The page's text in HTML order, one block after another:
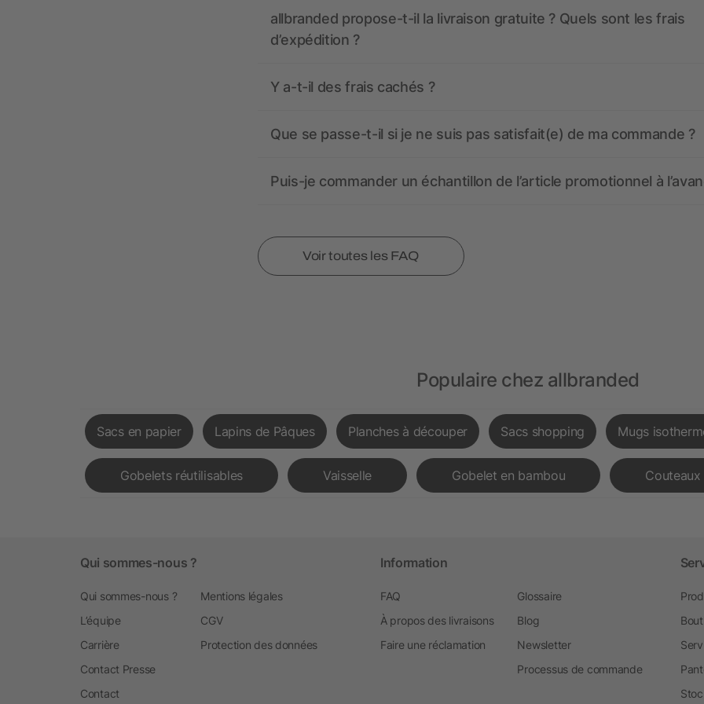
allbranded propose-t-il la livraison gratuite ? Quels sont les frais
d’expédition ?
Y a-t-il des frais cachés ?
Que se passe-t-il si je ne suis pas satisfait(e) de ma commande ?
Puis-je commander un échantillon de l’article promotionnel à
Voir toutes les FAQ
Populaire chez allbranded
Sacs en papier Lapins de Pâques Planches à découper Sacs shopping Mugs
Gobelets réutilisables Vaisselle Gobelet en bambou
Qui sommes-nous ?
Qui sommes-nous ?
L’équipe
Carrière
Contact Presse
Contact
Mentions légales
CGV
Protection des données
Information
FAQ
À propos des livraisons
Faire une réclamation
Glossaire
Blog
Newsletter
Processus de commande